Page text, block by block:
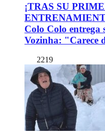
¡TRAS SU
Colo Colo entrega
Vozinha: "Carece
2219